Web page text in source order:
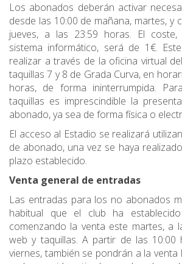
Los abonados deberán activar
desde las 10:00 de mañana, martes, y
jueves, a las 23:59 horas. El
sistema informático, será de 1€.
realizar a través de la oficina virtual
taquillas 7 y 8 de Grada Curva, en
horas, de forma ininterrumpida.
taquillas es imprescindible la
abonado, ya sea de forma física o
El acceso al Estadio se realizará
de abonado, una vez se haya
plazo establecido.
Venta general de entradas
Las entradas para los no abonados
habitual que el club ha
comenzando la venta este martes, a
web y taquillas. A partir de las 10:00
viernes, también se pondrán a la venta